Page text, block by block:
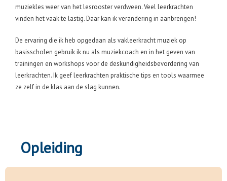
muziekles weer van het lesrooster verdween. Veel leerkrachten
vinden het vaak te lastig. Daar kan ik verandering in aanbrengen!
De ervaring die ik heb opgedaan als vakleerkracht muziek op
basisscholen gebruik ik nu als muziekcoach en in het geven van
trainingen en workshops voor de deskundigheidsbevordering van
leerkrachten. Ik geef leerkrachten praktische tips en tools waarmee
ze zelf in de klas aan de slag kunnen.
Opleiding